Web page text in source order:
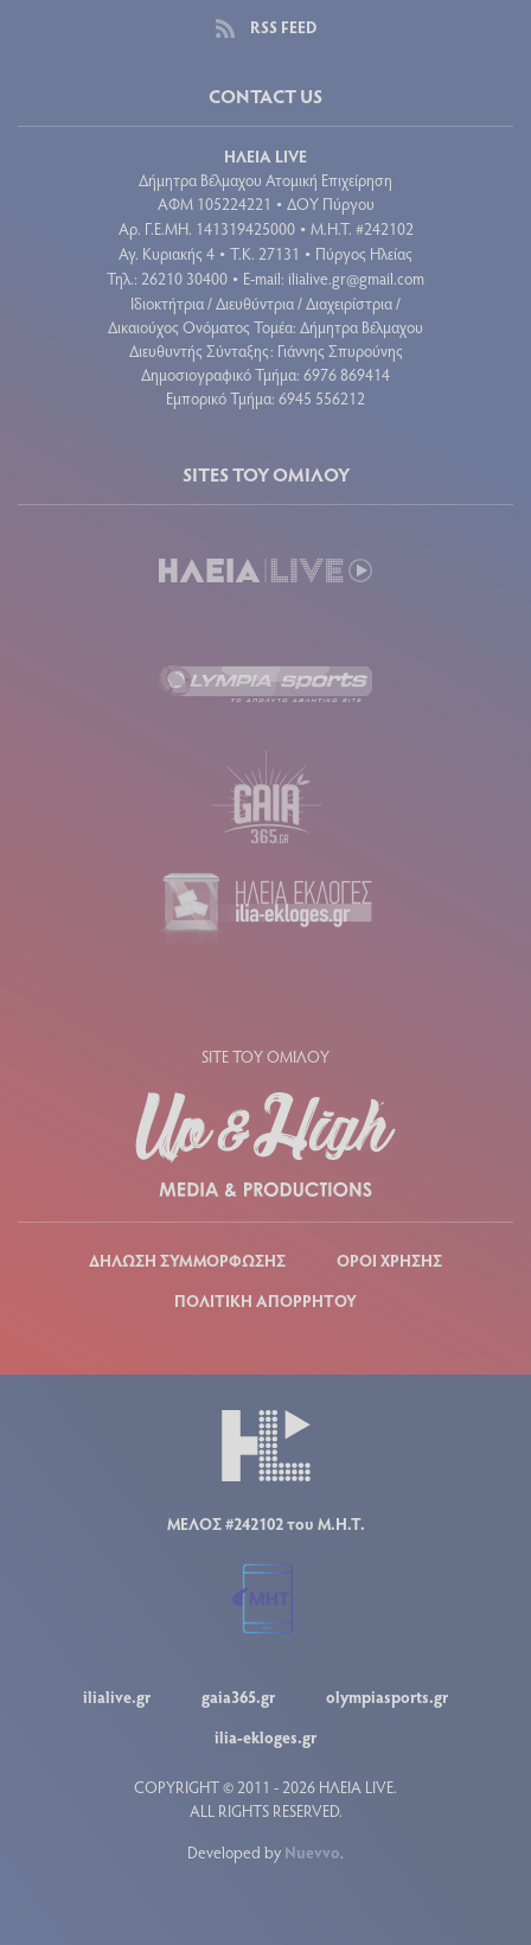
RSS FEED
CONTACT US
ΗΛΕΙΑ LIVE
Δήμητρα Βέλμαχου Ατομική Επιχείρηση
ΑΦΜ 105224221 • ΔΟΥ Πύργου
Aρ. Γ.Ε.ΜΗ. 141319425000 • Μ.Η.Τ. #242102
Αγ. Κυριακής 4 • Τ.Κ. 27131 • Πύργος Ηλείας
Τηλ.: 26210 30400 • E-mail: ilialive.gr@gmail.com
Ιδιοκτήτρια / Διευθύντρια / Διαχειρίστρια /
Δικαιούχος Ονόματος Τομέα: Δήμητρα Βέλμαχου
Διευθυντής Σύνταξης: Γιάννης Σπυρούνης
Δημοσιογραφικό Τμήμα: 6976 869414
Εμπορικό Τμήμα: 6945 556212
SITES ΤΟΥ ΟΜΙΛΟΥ
SITE ΤΟΥ ΟΜΙΛΟΥ
ΔΗΛΩΣΗ ΣΥΜΜΟΡΦΩΣΗΣ
ΟΡΟΙ ΧΡΗΣΗΣ
ΠΟΛΙΤΙΚΗ ΑΠΟΡΡΗΤΟΥ
ΜΕΛΟΣ #242102 του Μ.Η.Τ.
ilialive.gr gaia365.gr
olympiasports.gr
ilia-ekloges.gr
COPYRIGHT © 2011 - 2026 ΗΛΕΙΑ LIVE.
ALL RIGHTS RESERVED.
Developed by Nuevvo.